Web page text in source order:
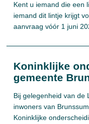
Kent u iemand die een
iemand dit lintje krijgt
aanvraag vóór 1 juni
Koninklijke
gemeente
Bij gelegenheid van de
inwoners van
Koninklijke